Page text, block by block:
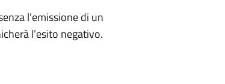
l’emissione di un
l’esito negativo.